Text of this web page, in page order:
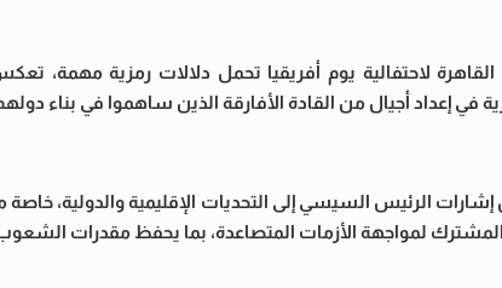
لاحتفالية يوم أفريقيا تحمل دلالات رمزية مهمة،
في إعداد أجيال من القادة الأفارقة الذين ساهموا في بناء
الرئيس السيسي إلى التحديات الإقليمية والدولية، خاصة
المشترك لمواجهة الأزمات المتصاعدة، بما يحفظ مقدرات